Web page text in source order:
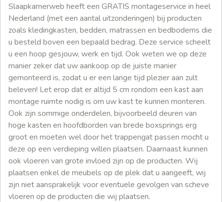
Slaapkamerweb heeft een GRATIS montageservice in heel
Nederland (met een aantal uitzonderingen) bij producten
zoals kledingkasten, bedden, matrassen en bedbodems die
u besteld boven een bepaald bedrag. Deze service scheelt
u een hoop gesjouw, werk en tijd. Ook weten we op deze
manier zeker dat uw aankoop op de juiste manier
gemonteerd is, zodat u er een lange tijd plezier aan zult
beleven! Let erop dat er altijd 5 cm rondom een kast aan
montage ruimte nodig is om uw kast te kunnen monteren.
Ook zijn sommige onderdelen, bijvoorbeeld deuren van
hoge kasten en hoofdborden van brede boxsprings erg
groot en moeten wel door het trappengat passen mocht u
deze op een verdieping willen plaatsen. Daarnaast kunnen
ook vloeren van grote invloed zijn op de producten. Wij
plaatsen enkel de meubels op de plek dat u aangeeft, wij
zijn niet aansprakelijk voor eventuele gevolgen van scheve
vloeren op de producten die wij plaatsen.